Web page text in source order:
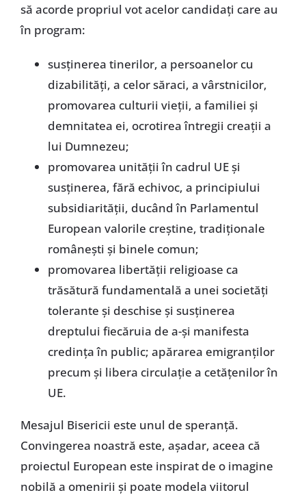
să acorde propriul vot acelor candidaţi care au
în program:
susţinerea tinerilor, a persoanelor cu
dizabilităţi, a celor săraci, a vârstnicilor,
promovarea culturii vieţii, a familiei şi
demnitatea ei, ocrotirea întregii creaţii a
lui Dumnezeu;
promovarea unităţii în cadrul UE şi
susţinerea, fără echivoc, a principiului
subsidiarităţii, ducând în Parlamentul
European valorile creştine, tradiţionale
româneşti şi binele comun;
promovarea libertăţii religioase ca
trăsătură fundamentală a unei societăţi
tolerante şi deschise şi susţinerea
dreptului fiecăruia de a-şi manifesta
credinţa în public; apărarea emigranţilor
precum şi libera circulaţie a cetăţenilor în
UE.
Mesajul Bisericii este unul de speranţă.
Convingerea noastră este, aşadar, aceea că
proiectul European este inspirat de o imagine
nobilă a omenirii şi poate modela viitorul